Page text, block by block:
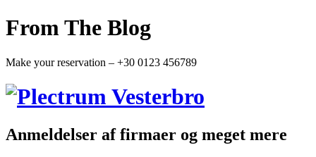
From The Blog
Make your reservation – +30 0123 456789
Anmeldelser af firmaer og meget mere